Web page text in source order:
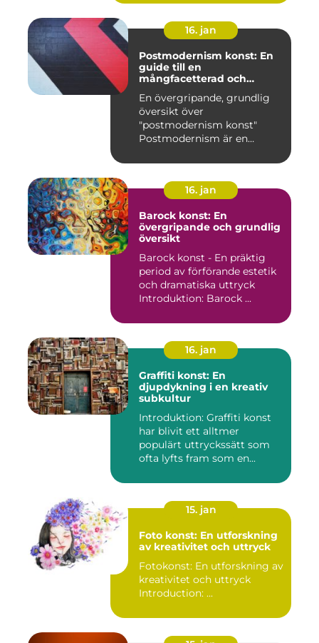
16. jan
Postmodernism konst: En
guide till en
mångfacetterad och
En övergripande, grundlig
översikt över
"postmodernism konst"
Postmodernism är en
16. jan
Barock konst: En
övergripande och grundlig
översikt
Barock konst - En präktig
period av förförande estetik
och dramatiska uttryck
Introduktion: Barock ...
16. jan
Graffiti konst: En
djupdykning i en kreativ
subkultur
Introduktion: Graffiti konst
har blivit ett alltmer
populärt uttryckssätt som
ofta lyfts fram som en...
15. jan
Foto konst: En utforskning
av kreativitet och uttryck
Fotokonst: En utforskning av
kreativitet och uttryck
Introduction: ...